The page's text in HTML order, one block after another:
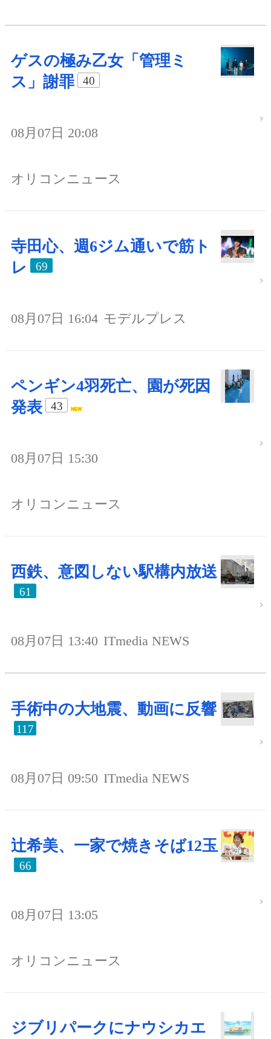
ゲスの極み乙女「管理ミ
ス」謝罪
40
08月07日 20:08
オリコンニュース
寺田心、週6ジム通いで筋ト
レ
69
08月07日 16:04 モデルプレス
ペンギン4羽死亡、園が死因
発表
43
08月07日 15:30
オリコンニュース
西鉄、意図しない駅構内放送
61
08月07日 13:40 ITmedia NEWS
手術中の大地震、動画に反響
117
08月07日 09:50 ITmedia NEWS
辻希美、一家で焼きそば12玉
66
08月07日 13:05
オリコンニュース
ジブリパークにナウシカエ